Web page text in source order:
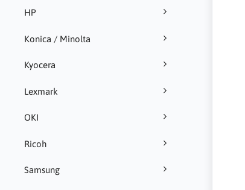
HP
Konica / Minolta
Kyocera
Lexmark
OKI
Ricoh
Samsung